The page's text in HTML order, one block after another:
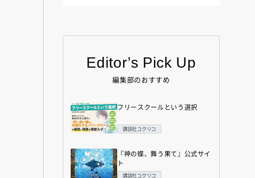
Editor’s Pick Up
編集部のおすすめ
フリースクールという選択
講談社コクリコ
『神の蝶、舞う果て』公式サイ
ト
講談社コクリコ